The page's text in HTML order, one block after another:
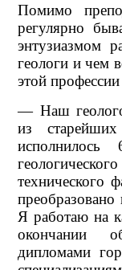
Помимо
регулярно
энтузиазмом
геологи и чем
этой
— Наш
из
технического
преобразовано
Я работаю на
окончании
дипломами